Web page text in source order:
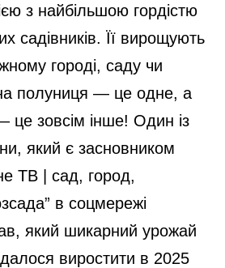
з найбільшою гордістю
садівників. Її вирощують
городі, саду чи
полуниця — це одне, а
це зовсім інше! Один із
який є засновником
ТВ | сад, город,
в соцмережі
який шикарний урожай
виростити в 2025